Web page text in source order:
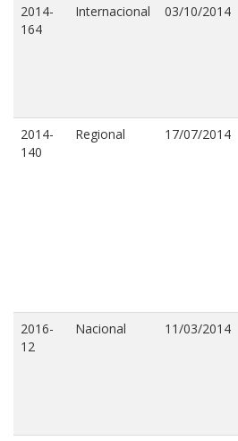
2014-
164
Internacional 03/10/2014
2014-
140
Regional 17/07/2014
2016-
12
Nacional 11/03/2014